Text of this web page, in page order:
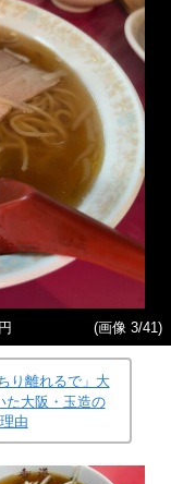
(画像 3/41)
り離れるで」大
た大阪・玉造の
由